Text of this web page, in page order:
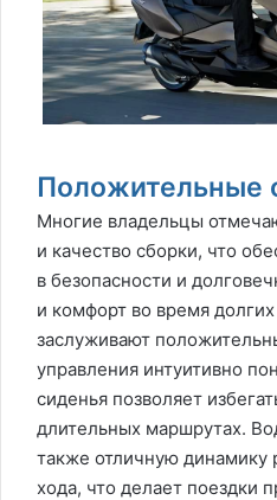
Положительные
Многие владельцы
и качество сборки, что
в безопасности и
и комфорт во время
заслуживают
управления интуитивно
сиденья позволяет
длительных маршрутах.
также отличную динамику
хода, что делает поездки